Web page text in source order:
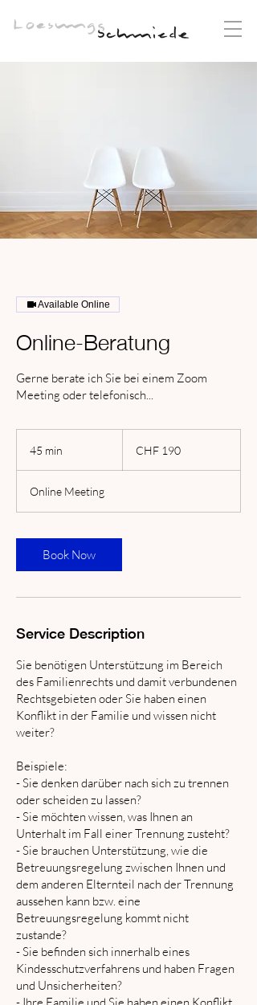
Available Online
Online-Beratung
Gerne berate ich Sie bei einem Zoom
Meeting oder telefonisch...
45 min
n
francsCHF 190
Online Meeting
Book Now
Service Description
Sie benötigen Unterstützung im Bereich
des Familienrechts und damit verbundenen
Rechtsgebieten oder Sie haben einen
Konflikt in der Familie und wissen nicht
weiter?
Beispiele:
- Sie denken darüber nach sich zu trennen
oder scheiden zu lassen?
- Sie möchten wissen, was Ihnen an
Unterhalt im Fall einer Trennung zusteht?
- Sie brauchen Unterstützung, wie die
Betreuungsregelung zwischen Ihnen und
dem anderen Elternteil nach der Trennung
aussehen kann bzw. eine
Betreuungsregelung kommt nicht
zustande?
- Sie befinden sich innerhalb eines
Kindesschutzverfahrens und haben Fragen
und Unsicherheiten?